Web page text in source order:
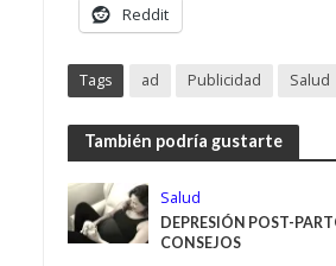
Reddit
Tags ad Publicidad Salud
También podría gustarte
Salud
DEPRESIÓN POST-
CONSEJOS